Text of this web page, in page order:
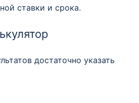
ставки и срока.
достаточно указать